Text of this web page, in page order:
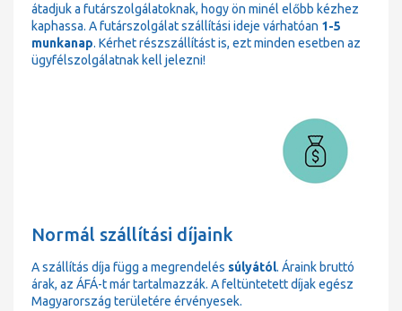
átadjuk a futárszolgálatoknak, hogy ön minél előbb kézhez
kaphassa. A futárszolgálat szállítási ideje várhatóan 1-5
munkanap. Kérhet részszállítást is, ezt minden esetben az
ügyfélszolgálatnak kell jelezni!
Normál szállítási díjaink
A szállítás díja függ a megrendelés súlyától. Áraink bruttó
árak, az ÁFÁ-t már tartalmazzák. A feltüntetett díjak egész
Magyarország területére érvényesek.